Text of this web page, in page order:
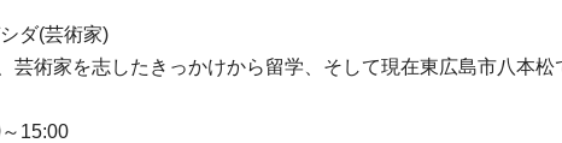
ダ(芸術家)
芸術家を志したきっかけから留学、そして現在東広島市八本
15:00